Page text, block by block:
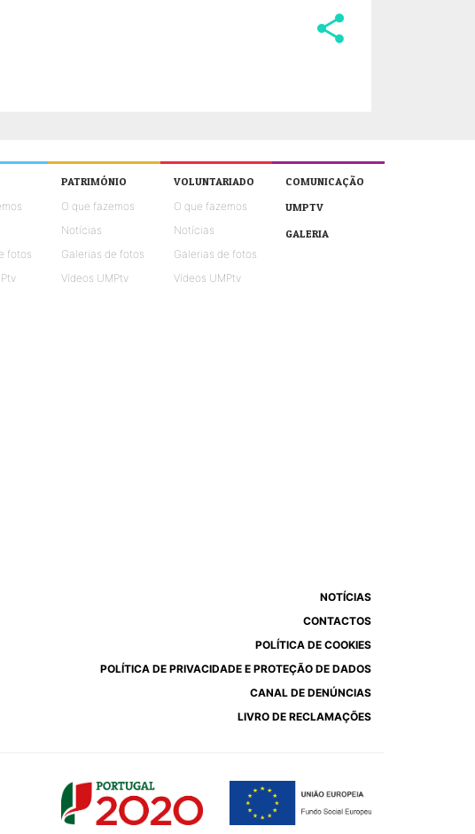
share
fotos
PATRIMÓNIO
O que fazemos
Notícias
Galerias de fotos
Vídeos UMPtv
VOLUNTARIADO
O que fazemos
Notícias
Galerias de fotos
Vídeos UMPtv
COMUNICAÇÃO
UMPTV
GALERIA
NOTÍCIAS
CONTACTOS
POLÍTICA DE COOKIES
POLÍTICA DE PRIVACIDADE E PROTEÇÃO DE DADOS
CANAL DE DENÚNCIAS
LIVRO DE RECLAMAÇÕES